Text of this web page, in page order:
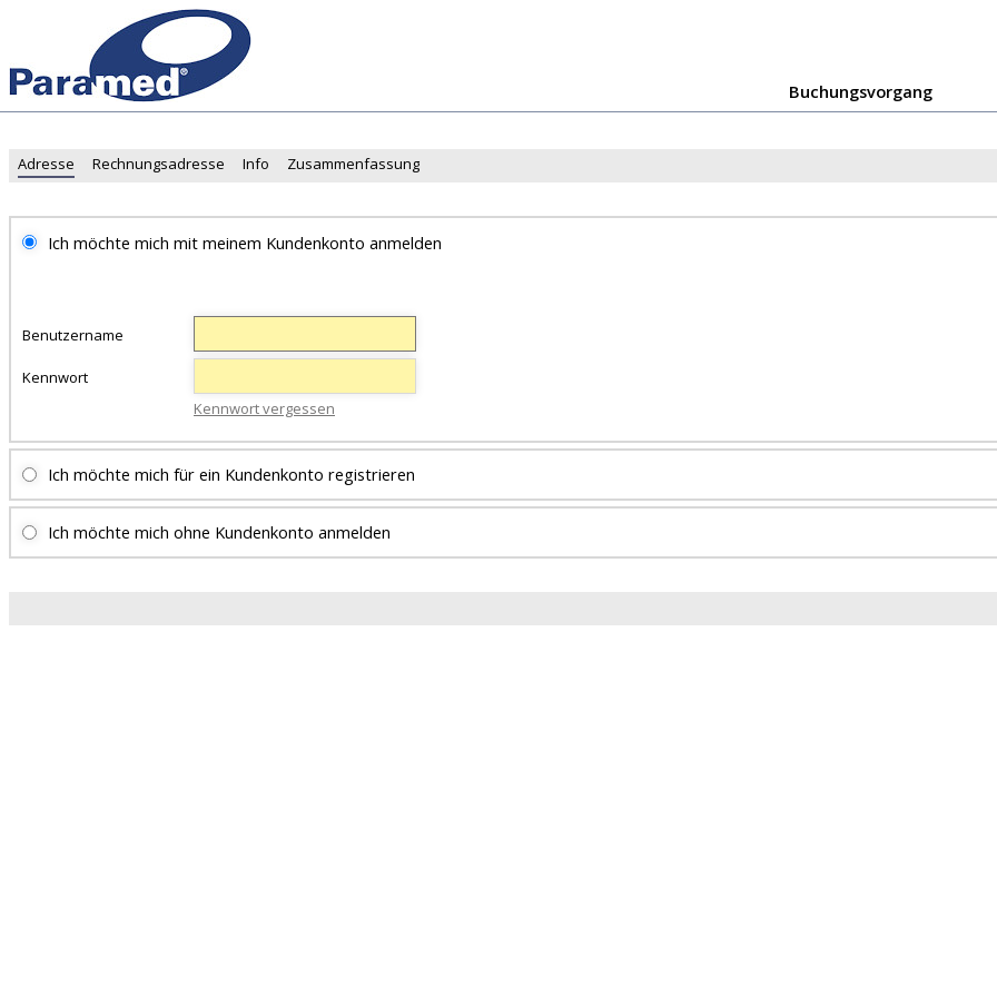
Buchungsvorgang
Adresse Rechnungsadresse Info Zusammenfassung
Ich möchte mich mit meinem Kundenkonto anmelden
Benutzername
Kennwort
Kennwort vergessen
Ich möchte mich für ein Kundenkonto registrieren
Ich möchte mich ohne Kundenkonto anmelden